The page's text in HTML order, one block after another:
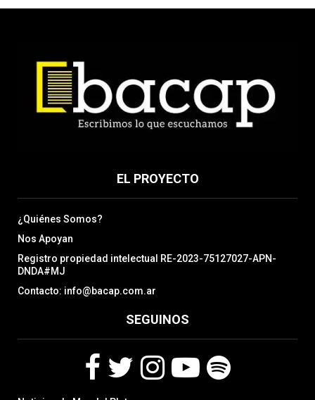
EL PROYECTO
¿Quiénes Somos?
Nos Apoyan
Registro propiedad intelectual RE-2023-75127027-APN-
DNDA#MJ
Contacto: info@bacap.com.ar
SEGUINOS